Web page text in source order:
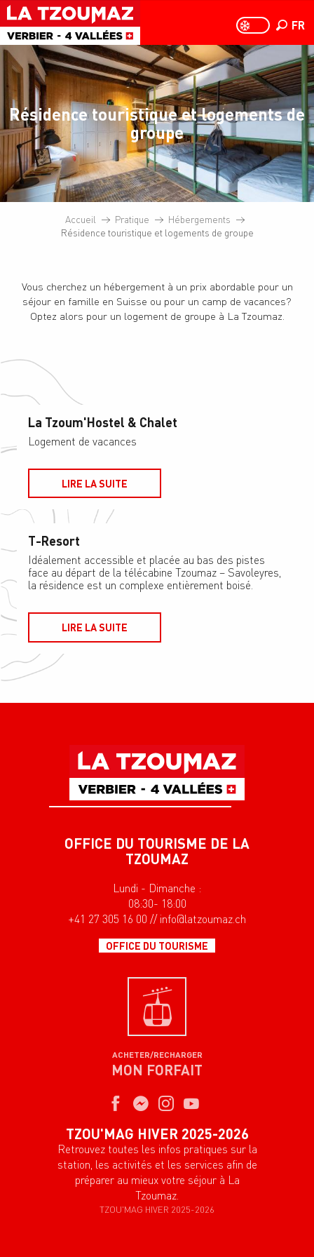
Aller
au
contenu
principal
PAGE D’ACCUEIL
PAGE
FR
Résidence touristique et logements de
groupe
Accueil Pratique
Hébergements
Résidence touristique et logements de groupe
Vous cherchez un hébergement à un prix abordable pour un
séjour en famille en Suisse ou pour un camp de vacances?
Optez alors pour un logement de groupe à La Tzoumaz.
La Tzoum'Hostel & Chalet
Logement de vacances
LIRE LA SUITE
T-Resort
Idéalement accessible et placée au bas des pistes
face au départ de la télécabine Tzoumaz – Savoleyres,
la résidence est un complexe entièrement boisé.
LIRE LA SUITE
OFFICE DU TOURISME DE LA
TZOUMAZ
Lundi - Dimanche :
08:30- 18:00
+41 27 305 16 00 // info@latzoumaz.ch
OFFICE DU TOURISME
ACHETER/RECHARGER
MON FORFAIT
TZOU'MAG HIVER 2025-2026
Retrouvez toutes les infos pratiques sur la
station, les activités et les services afin de
préparer au mieux votre séjour à La
Tzoumaz.
TZOU'MAG HIVER 2025-2026